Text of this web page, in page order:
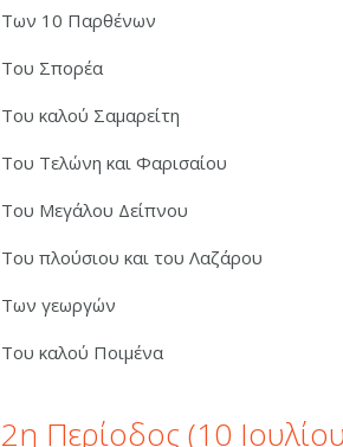
Των 10 Παρθένων
Του Σπορέα
Του καλού Σαμαρείτη
Του Τελώνη και Φαρισαίου
Του Μεγάλου Δείπνου
Του πλούσιου και του Λαζάρου
Των γεωργών
Του καλού Ποιμένα
2η Περίοδος (10